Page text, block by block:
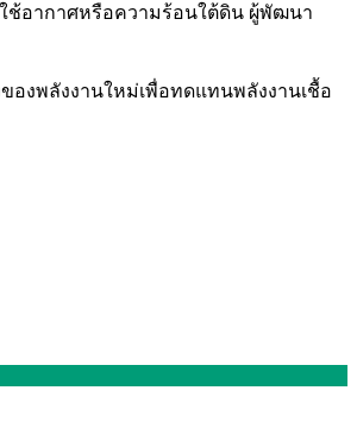
ช้อากาศหรือความร้อนใต้ดิน ผู้พัฒนา
องพลังงานใหม่เพื่อทดแทนพลังงานเชื้อ